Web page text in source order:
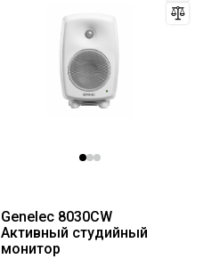
Genelec 8030CW
Активный студийный
монитор